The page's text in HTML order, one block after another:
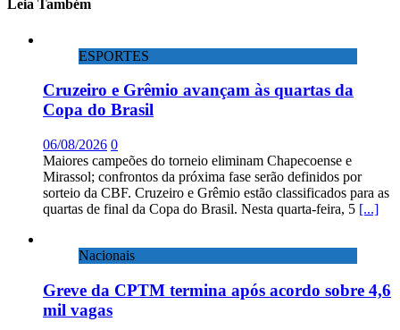
Leia Também
ESPORTES
Cruzeiro e Grêmio avançam às quartas da
Copa do Brasil
06/08/2026 0
Maiores campeões do torneio eliminam Chapecoense e
Mirassol; confrontos da próxima fase serão definidos por
sorteio da CBF. Cruzeiro e Grêmio estão classificados para as
quartas de final da Copa do Brasil. Nesta quarta-feira, 5 [...]
Nacionais
Greve da CPTM termina após acordo sobre 4,6
mil vagas